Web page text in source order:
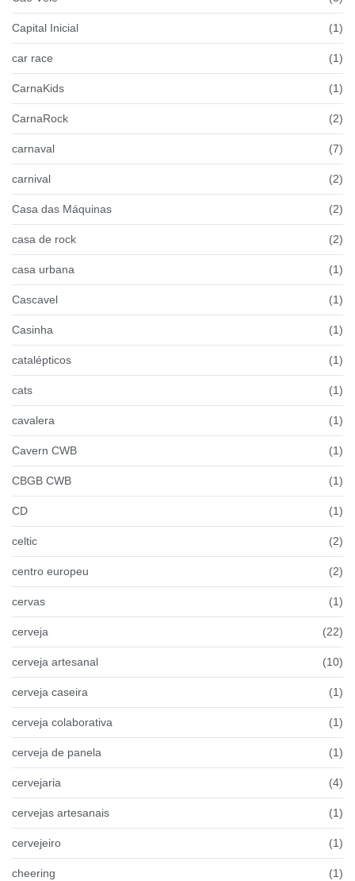
Capital Inicial (1)
car race (1)
CarnaKids (1)
CarnaRock (2)
carnaval (7)
carnival (2)
Casa das Máquinas (2)
casa de rock (2)
casa urbana (1)
Cascavel (1)
Casinha (1)
catalépticos (1)
cats (1)
cavalera (1)
Cavern CWB (1)
CBGB CWB (1)
CD (1)
celtic (2)
centro europeu (2)
cervas (1)
cerveja (22)
cerveja artesanal (10)
cerveja caseira (1)
cerveja colaborativa (1)
cerveja de panela (1)
cervejaria (4)
cervejas artesanais (1)
cervejeiro (1)
cheering (1)